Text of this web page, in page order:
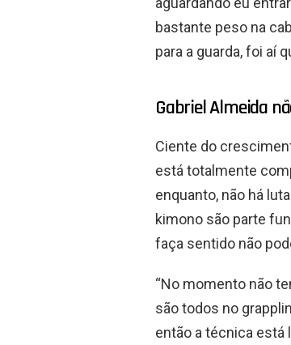
bastante peso na
para a guarda, foi aí
Gabriel Almeida
Ciente do
está totalmente
enquanto, não há
kimono são parte
faça sentido não
“No momento não
são todos no
então a técnica está